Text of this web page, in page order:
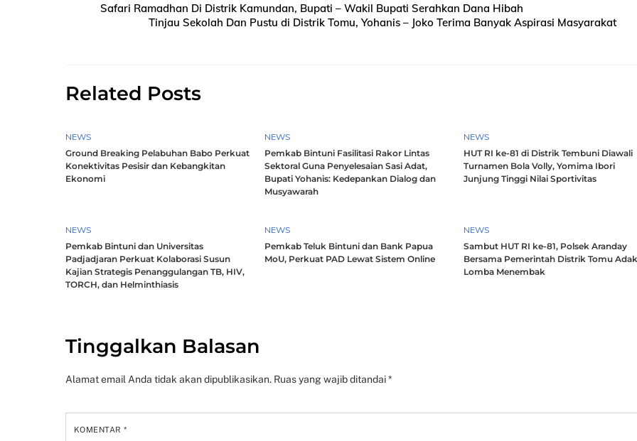
Safari Ramadhan Di Distrik Kamundan, Bupati – Wakil Bupati Serahkan Dana Hibah
Tinjau Sekolah Dan Pustu di Distrik Tomu, Yohanis – Joko Terima Banyak Aspirasi Masyarakat
Related Posts
NEWS
Ground Breaking Pelabuhan Babo Perkuat
Konektivitas Pesisir dan Kebangkitan
Ekonomi
NEWS
Pemkab Bintuni Fasilitasi Rakor Lintas
Sektoral Guna Penyelesaian Sasi Adat,
Bupati Yohanis: Kedepankan Dialog dan
Musyawarah
NEWS
HUT RI ke-81 di Distrik Tembuni Diawali
Turnamen Bola Volly, Yomima Ibori
Junjung Tinggi Nilai Sportivitas
NEWS
Pemkab Bintuni dan Universitas
Padjadjaran Perkuat Kolaborasi Susun
Kajian Strategis Penanggulangan TB, HIV,
TORCH, dan Helminthiasis
NEWS
Pemkab Teluk Bintuni dan Bank Papua
MoU, Perkuat PAD Lewat Sistem Online
NEWS
Sambut HUT RI ke-81, Polsek Aranday
Bersama Pemerintah Distrik Tomu
Lomba Menembak
Tinggalkan Balasan
Alamat email Anda tidak akan dipublikasikan. Ruas yang wajib ditandai*
KOMENTAR*